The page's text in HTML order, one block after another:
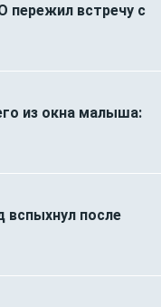
пережил встречу с
из окна малыша:
после